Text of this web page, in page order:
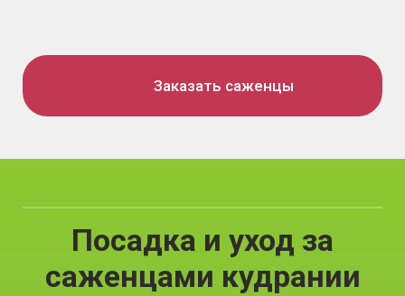
Заказать саженцы
Посадка и уход за
саженцами кудрании